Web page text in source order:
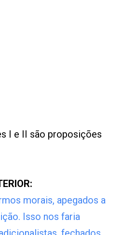
I e II são proposições
morais, apegados a
Isso nos faria